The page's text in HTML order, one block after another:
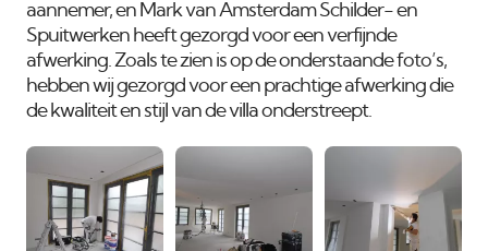
aannemer, en Mark van Amsterdam Schilder- en
Spuitwerken heeft gezorgd voor een verfijnde
afwerking. Zoals te zien is op de onderstaande foto’s,
hebben wij gezorgd voor een prachtige afwerking die
de kwaliteit en stijl van de villa onderstreept.